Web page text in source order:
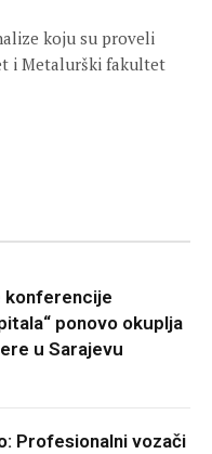
koju su proveli
i Metalurški fakultet
konferencije
ponovo okuplja
u Sarajevu
Profesionalni vozači